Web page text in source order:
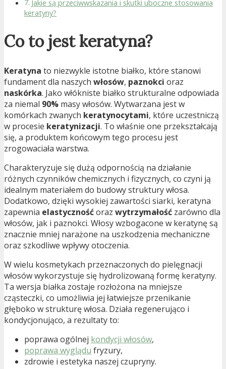
Jakie są przeciwwskazania i skutki uboczne stosowania
keratyny?
Co to jest keratyna?
Keratyna to niezwykle istotne białko, które stanowi
fundament dla naszych włosów, paznokci oraz
naskórka. Jako włókniste białko strukturalne odpowiada
za niemal 90% masy włosów. Wytwarzana jest w
komórkach zwanych keratynocytami, które uczestniczą
w procesie keratynizacji. To właśnie one przekształcają
się, a produktem końcowym tego procesu jest
zrogowaciała warstwa.
Charakteryzuje się dużą odpornością na działanie
różnych czynników chemicznych i fizycznych, co czyni ją
idealnym materiałem do budowy struktury włosa.
Dodatkowo, dzięki wysokiej zawartości siarki, keratyna
zapewnia elastycznośćoraz wytrzymałość zarówno dla
włosów, jak i paznokci. Włosy wzbogacone w keratynę są
znacznie mniej narażone na uszkodzenia mechaniczne
oraz szkodliwe wpływy otoczenia.
W wielu kosmetykach przeznaczonych do pielęgnacji
włosów wykorzystuje się hydrolizowaną formę keratyny.
Ta wersja białka zostaje rozłożona na mniejsze
cząsteczki, co umożliwia jej łatwiejsze przenikanie
głęboko w strukturę włosa. Działa regenerująco i
kondycjonująco, a rezultaty to:
poprawa ogólnej kondycji włosów,
poprawa wyglądu fryzury,
zdrowie i estetyka naszej czupryny.